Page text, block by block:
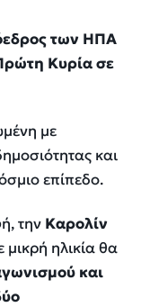
των ΗΠΑ
Κυρία σε
με
και
επίπεδο.
την Καρολίν
μικρή ηλικία θα
και